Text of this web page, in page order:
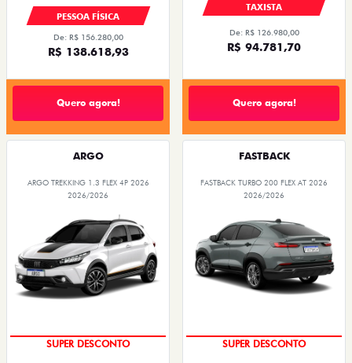
PESSOA FÍSICA
De: R$ 156.280,00
R$ 138.618,93
Quero agora!
TAXISTA
De: R$ 126.980,00
R$ 94.781,70
Quero agora!
ARGO
ARGO TREKKING 1.3 FLEX 4P 2026
2026/2026
SUPER DESCONTO
FASTBACK
FASTBACK TURBO 200 FLEX AT 2026
2026/2026
SUPER DESCONTO